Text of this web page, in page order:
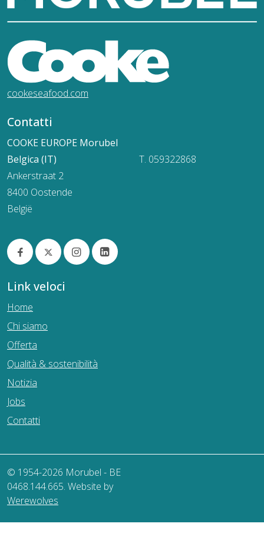
cookeseafood.com
Contatti
COOKE EUROPE Morubel
Belgica (IT)
Ankerstraat 2
8400 Oostende
België
T. 059322868
Link veloci
Home
Chi siamo
Offerta
Qualità & sostenibilità
Notizia
Jobs
Contatti
© 1954-2026 Morubel - BE
0468.144.665. Website by
Werewolves